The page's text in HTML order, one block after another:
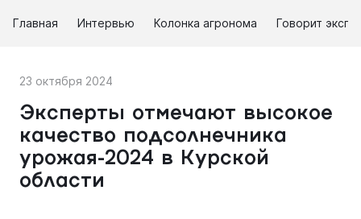
Главная Интервью Колонка агронома Говорит
23 октября 2024
Эксперты отмечают высокое
качество подсолнечника
урожая-2024 в Курской
области